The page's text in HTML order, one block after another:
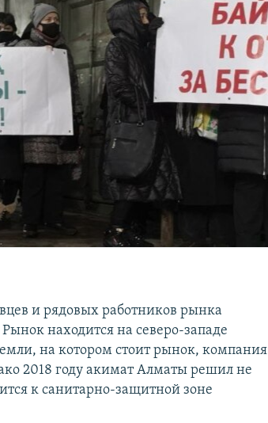
и рядовых работников рынка
находится на северо-западе
на котором стоит рынок, компания
2018 году акимат Алматы решил не
к санитарно-защитной зоне